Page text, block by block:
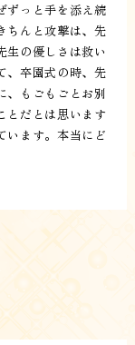
ずっと手を添え続
ちんと攻撃は、先
生の優しさは救い
、卒園式の時、先
、もごもごとお別
とだとは思います
います。本当にど